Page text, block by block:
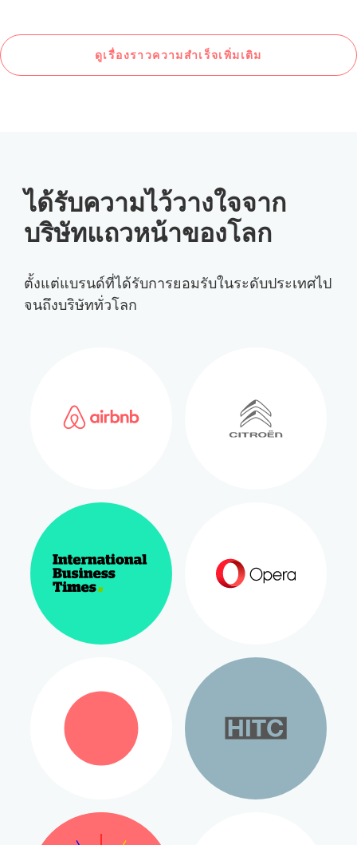
ดูเรื่องราวความสำเร็จเพิ่มเติม
ได้รับความไว้วางใจจาก
บริษัทแถวหน้าของโลก
ตั้งแต่แบรนด์ที่ได้รับการยอมรับในระดับประเทศไป
จนถึงบริษัททั่วโลก